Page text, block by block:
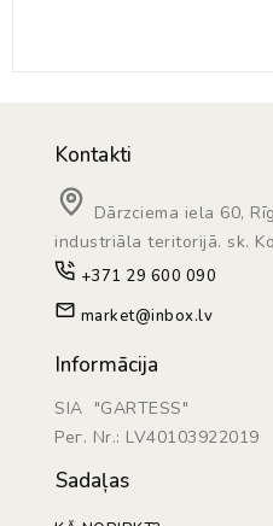
Kontakti
Dārzciema iela 60,
industriāla teritorijā. sk.
+371 29 600 090
market@inbox.lv
Informācija
SIA "GARTESS"
Рег. Nr.: LV40103922019
Sadaļas